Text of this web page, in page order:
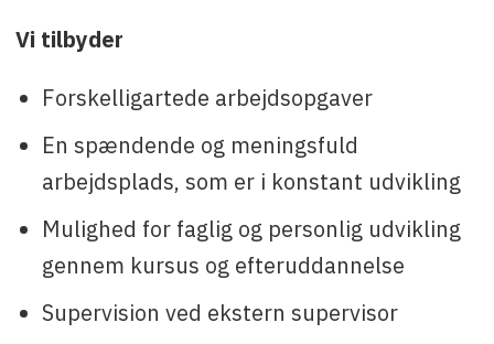
Vi tilbyder
Forskelligartede arbejdsopgaver
En spændende og meningsfuld
arbejdsplads, som er i konstant udvikling
Mulighed for faglig og personlig udvikling
gennem kursus og efteruddannelse
Supervision ved ekstern supervisor